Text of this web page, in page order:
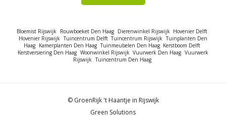
Bloemist Rijswijk Rouwboeket Den Haag Dierenwinkel Rijswijk Hovenier Delft
Hovenier Rijswijk Tuincentrum Delft Tuincentrum Rijswijk Tuinplanten Den
Haag Kamerplanten Den Haag Tuinmeubelen Den Haag Kerstboom Delft
Kerstversiering Den Haag Woonwinkel Rijswijk Vuurwerk Den Haag Vuurwerk
Rijswijk Tuincentrum Den Haag
© GroenRijk 't Haantje in Rijswijk
Green Solutions